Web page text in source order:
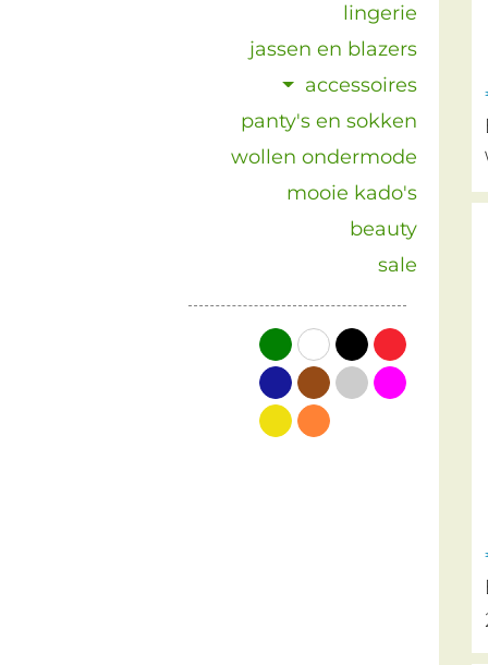
lingerie
jassen en blazers
accessoires
panty's en sokken
wollen ondermode
mooie kado's
beauty
sale
groenwit zwartrood
blauwbruingrijsroze
geeloranje